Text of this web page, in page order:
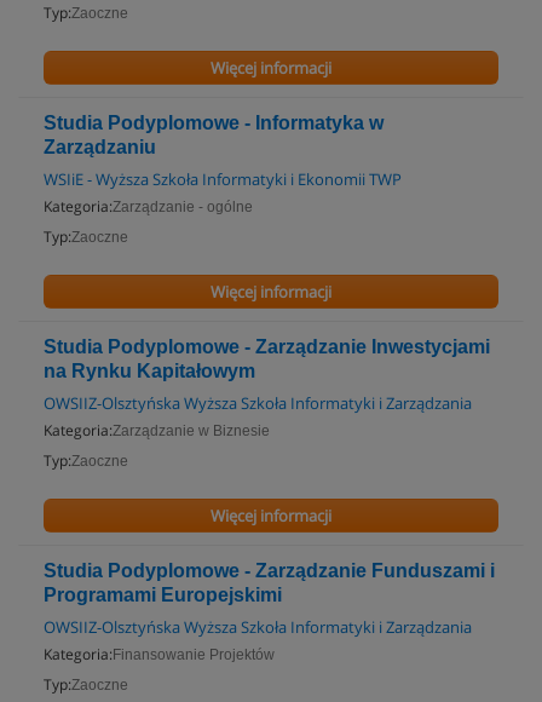
Typ:Zaoczne
Więcej informacji
Studia Podyplomowe - Informatyka w
Zarządzaniu
WSIiE - Wyższa Szkoła Informatyki i Ekonomii TWP
Kategoria:Zarządzanie - ogólne
Typ:Zaoczne
Więcej informacji
Studia Podyplomowe - Zarządzanie Inwestycjami
na Rynku Kapitałowym
OWSIIZ-Olsztyńska Wyższa Szkoła Informatyki i Zarządzania
Kategoria:Zarządzanie w Biznesie
Typ:Zaoczne
Więcej informacji
Studia Podyplomowe - Zarządzanie Funduszami i
Programami Europejskimi
OWSIIZ-Olsztyńska Wyższa Szkoła Informatyki i Zarządzania
Kategoria: Finansowanie Projektów
Typ:Zaoczne